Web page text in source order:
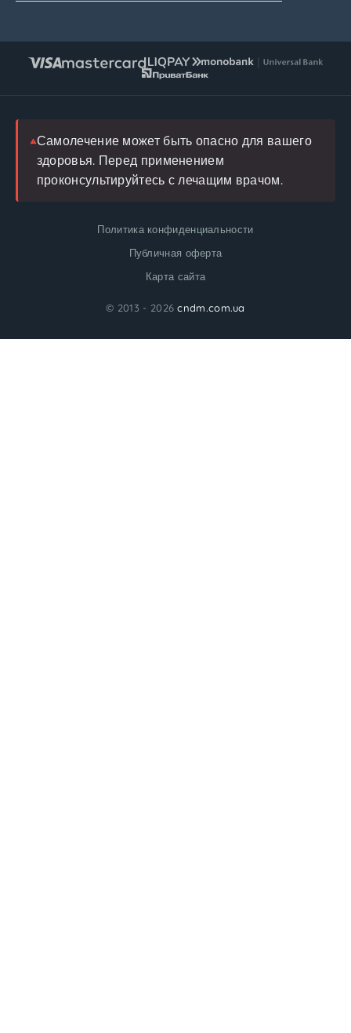
Условия обслуживания
Возврат
Инструкции
Врач
Самолечение может быть опасно для вашего
здоровья. Перед применением
проконсультируйтесь с лечащим врачом.
Политика конфиденциальности
Публичная оферта
Карта сайта
© 2013 - 2026cndm.com.ua